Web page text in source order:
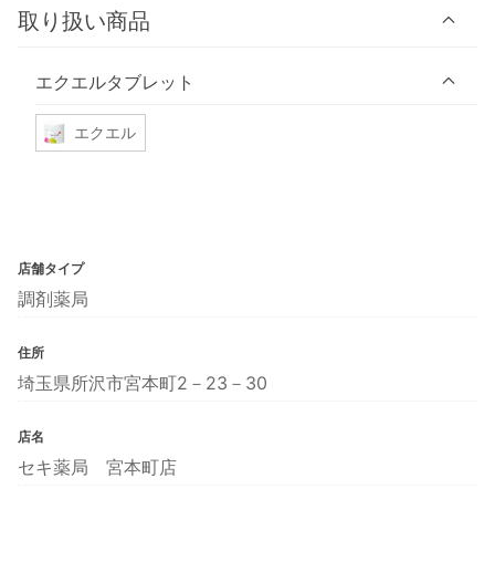
取り扱い商品
エクエルタブレット
エクエル
店舗タイプ
調剤薬局
住所
埼玉県所沢市宮本町2－23－30
店名
セキ薬局 宮本町店